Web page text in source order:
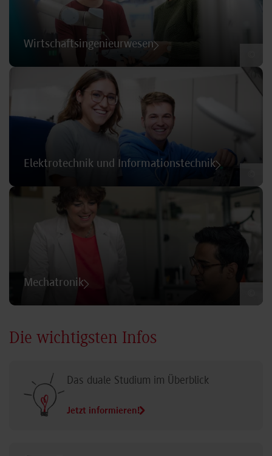
Wirtschaftsingenieurwesen
Elektrotechnik und Informationstechnik
Mechatronik
Die wichtigsten Infos
Das duale Studium im Überblick
Jetzt informieren!